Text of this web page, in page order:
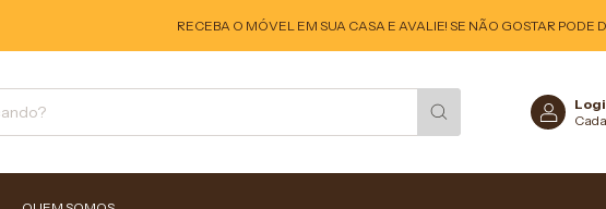
RECEBA O MÓVEL EM SUA CASA E AVALIE! SE NÃO GOSTAR PODE